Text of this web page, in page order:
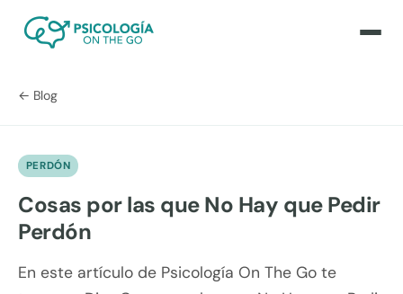
← Blog
PERDÓN
Cosas por las que No Hay que Pedir
Perdón
En este artículo de Psicología On The Go te